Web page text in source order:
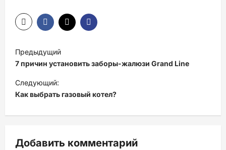
Н
а
в
и
ц
Предыдущий
7 причин установить заборы-жалюзи Grand Line
Следующий:
Как выбрать газовый котел?
Добавить комментарий